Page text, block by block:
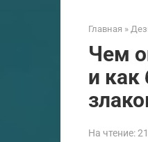
Главная »
Чем
и как
На чтение: